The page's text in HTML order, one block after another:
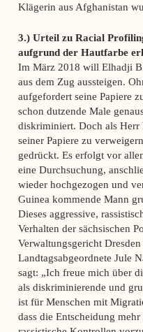
Klägerin aus Afghanistan
3.) Urteil zu Racial
aufgrund der Hautfarbe
Im März 2018 will Elhadji
aus dem Zug aussteigen.
aufgefordert seine Papiere
schon dutzende Male
diskriminiert. Doch als Herr
seiner Papiere zu
gedrückt. Es erfolgt vor
eine Durchsuchung,
wieder hochgezogen und
Guinea kommende Mann
Dieses aggressive,
Verhalten der sächsischen
Verwaltungsgericht
Landtagsabgeordnete Jule
sagt: „Ich freue mich über
als diskriminierende und
ist für Menschen mit
dass die Entscheidung